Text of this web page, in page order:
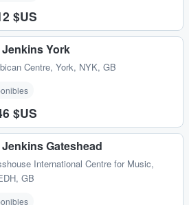
$US
York
Centre, York, NYK, GB
$US
Gateshead
International Centre for Music,
GB